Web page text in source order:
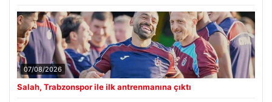
07/08/2026
Salah, Trabzonspor ile ilk antrenmanına çıktı